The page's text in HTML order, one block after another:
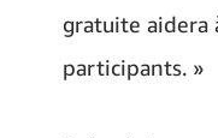
gratuite aidera
participants. »